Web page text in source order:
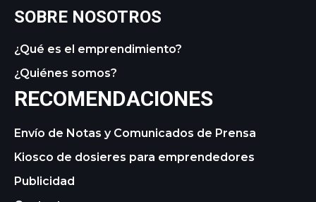
SOBRE NOSOTROS
¿Qué es el emprendimiento?
¿Quiénes somos?
RECOMENDACIONES
Envío de Notas y Comunicados de Prensa
Kiosco de dosieres para emprendedores
Publicidad